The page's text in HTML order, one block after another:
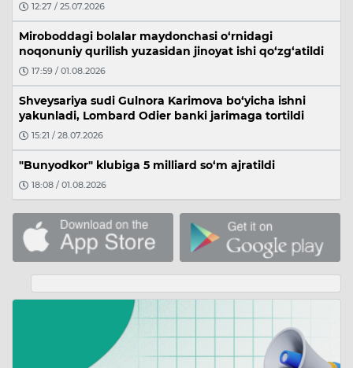
12:27 / 25.07.2026
Miroboddagi bolalar maydonchasi o‘rnidagi
noqonuniy qurilish yuzasidan jinoyat ishi qo‘zg‘atildi
17:59 / 01.08.2026
Shveysariya sudi Gulnora Karimova bo‘yicha ishni
yakunladi, Lombard Odier banki jarimaga tortildi
15:21 / 28.07.2026
"Bunyodkor" klubiga 5 milliard so‘m ajratildi
18:08 / 01.08.2026